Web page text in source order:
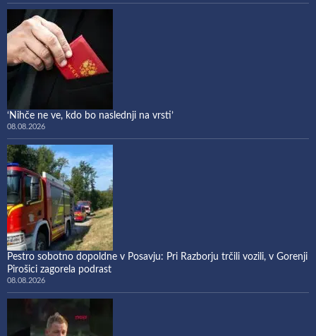
‘Nihče ne ve, kdo bo naslednji na vrsti’
08.08.2026
Pestro sobotno dopoldne v Posavju: Pri Razborju trčili vozili, v Gorenji
Pirošici zagorela podrast
08.08.2026